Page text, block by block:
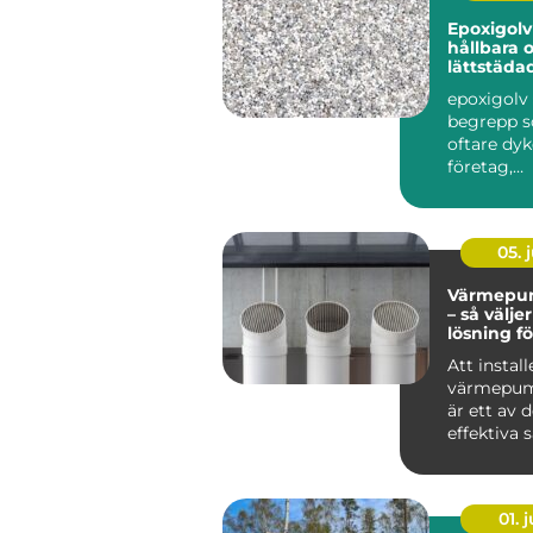
hållbara
epoxigolv
begrepp
oftare
företag,
05.
– så
lösning
Att
är ett av
effektiva
01.